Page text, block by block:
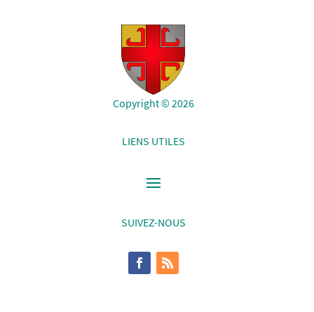
Copyright © 2026
LIENS UTILES
SUIVEZ-NOUS